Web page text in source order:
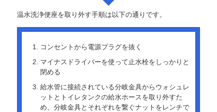
温水洗浄便座を取り外す手順は以下の通りです。
コンセントから電源プラグを抜く
マイナスドライバーを使って止水栓をしっかりと
閉める
給水管に接続されている分岐金具からウォシュレ
ットとトイレタンクの給水ホースを取り外すた
め、分岐金具とそれぞれを繋ぐナットをレンチで